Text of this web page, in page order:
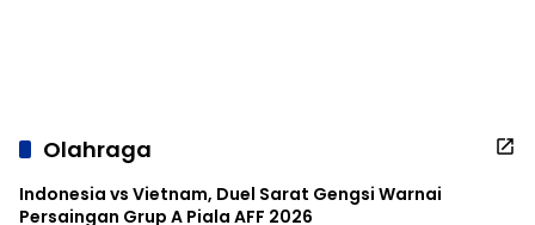
Olahraga
Indonesia vs Vietnam, Duel Sarat Gengsi Warnai
Persaingan Grup A Piala AFF 2026